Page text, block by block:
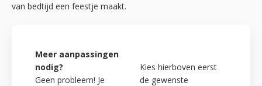
van bedtijd een feestje maakt.
Meer aanpassingen
nodig?
Geen probleem! Je
Kies hierboven eerst
de gewenste